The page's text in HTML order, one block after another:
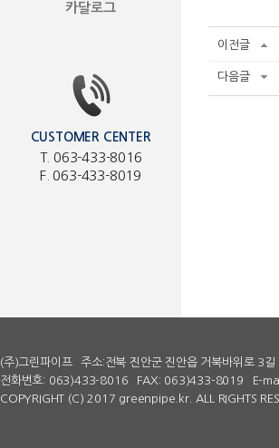
카달로그
CUSTOMER CENTER
T. 063-433-8016
F. 063-433-8019
이전글
다음글
(주)그린파이프
주소:전북 진안군 진안읍 거북바위로 3
전화번호: 063)433-8016
FAX: 063)433-8019
E-
COPYRIGHT (C) 2017 greenpipe.kr. ALL RIGHTS